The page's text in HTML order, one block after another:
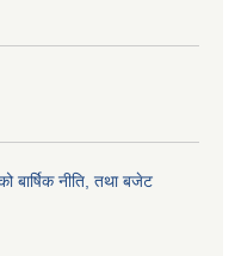
नीति, तथा बजेट